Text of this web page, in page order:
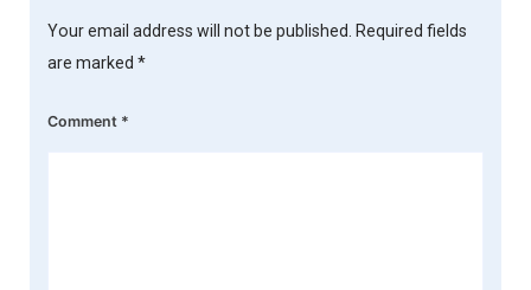
Your email address will not be published.
Required fields
are marked *
Comment *